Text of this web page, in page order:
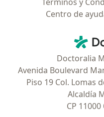
Centro de
Doctoralia
Avenida Boulevard
Piso 19 Col. Lomas
Alcaldía
CP